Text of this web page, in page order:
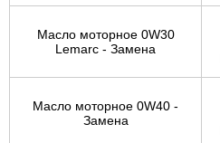
Масло моторное 0W30
Lemarc - Замена
Масло моторное 0W40 -
Замена